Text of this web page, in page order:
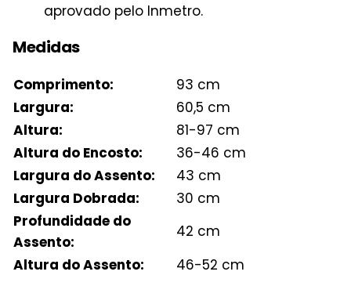
aprovado pelo Inmetro.
Medidas
Comprimento:
93 cm
Largura:
60,5 cm
Altura:
81-97 cm
Altura do Encosto:
36-46 cm
Largura do Assento:
43 cm
Largura Dobrada:
30 cm
Profundidade do
Assento:
42 cm
Altura do Assento:
46-52 cm